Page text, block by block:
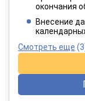
При
окончания
Внесение
Смотреть еще